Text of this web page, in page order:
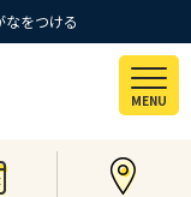
なをつける
MENU